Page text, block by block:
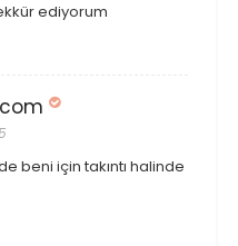
ediyorum
beni için takıntı halinde